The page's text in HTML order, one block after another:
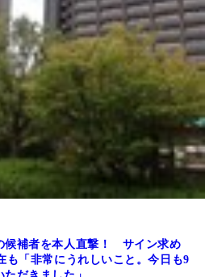
候補者を本人直撃！ サイン求め
「非常にうれしいこと。今日も9